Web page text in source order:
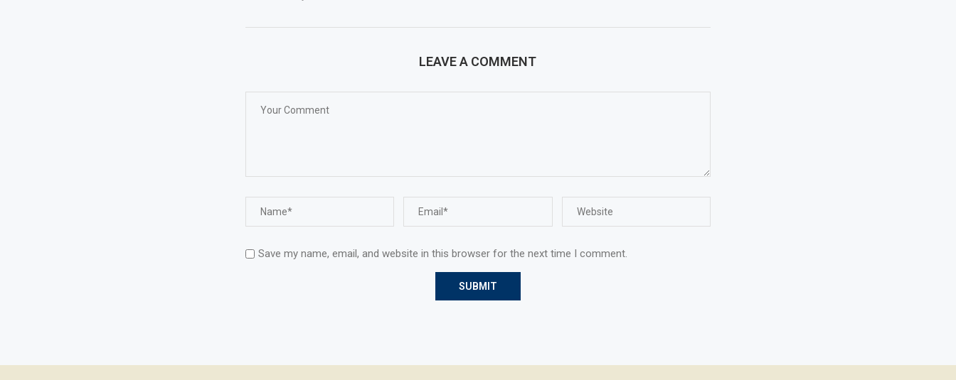
LEAVE A COMMENT
Save my name, email, and website in this browser for the next time I comment.